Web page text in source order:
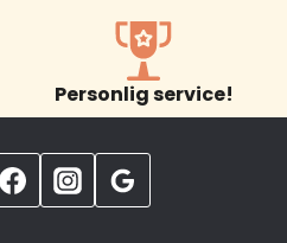
Personlig service!